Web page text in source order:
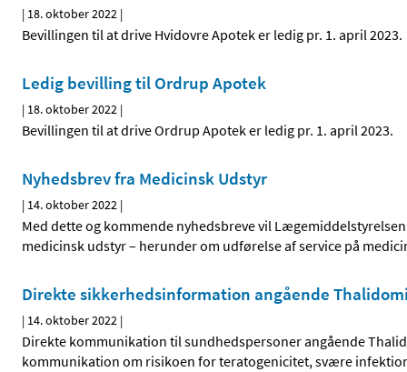
| 18. oktober 2022 |
Bevillingen til at drive Hvidovre Apotek er ledig pr. 1. april 2023.
Ledig bevilling til Ordrup Apotek
| 18. oktober 2022 |
Bevillingen til at drive Ordrup Apotek er ledig pr. 1. april 2023.
Nyhedsbrev fra Medicinsk Udstyr
| 14. oktober 2022 |
Med dette og kommende nyhedsbreve vil
medicinsk udstyr – herunder om udførelse af service på
Direkte sikkerhedsinformation angående
| 14. oktober 2022 |
Direkte kommunikation til sundhedspersoner angående
kommunikation om risikoen for teratogenicitet, svære